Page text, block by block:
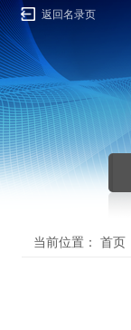
返回名录页
当前位置： 首页